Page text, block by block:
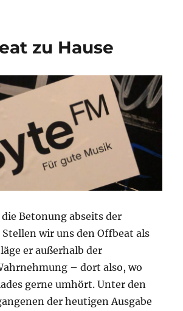
zu Hause
Betonung abseits der
wir uns den Offbeat als
er außerhalb der
– dort also, wo
gerne umhört. Unter den
der heutigen Ausgabe